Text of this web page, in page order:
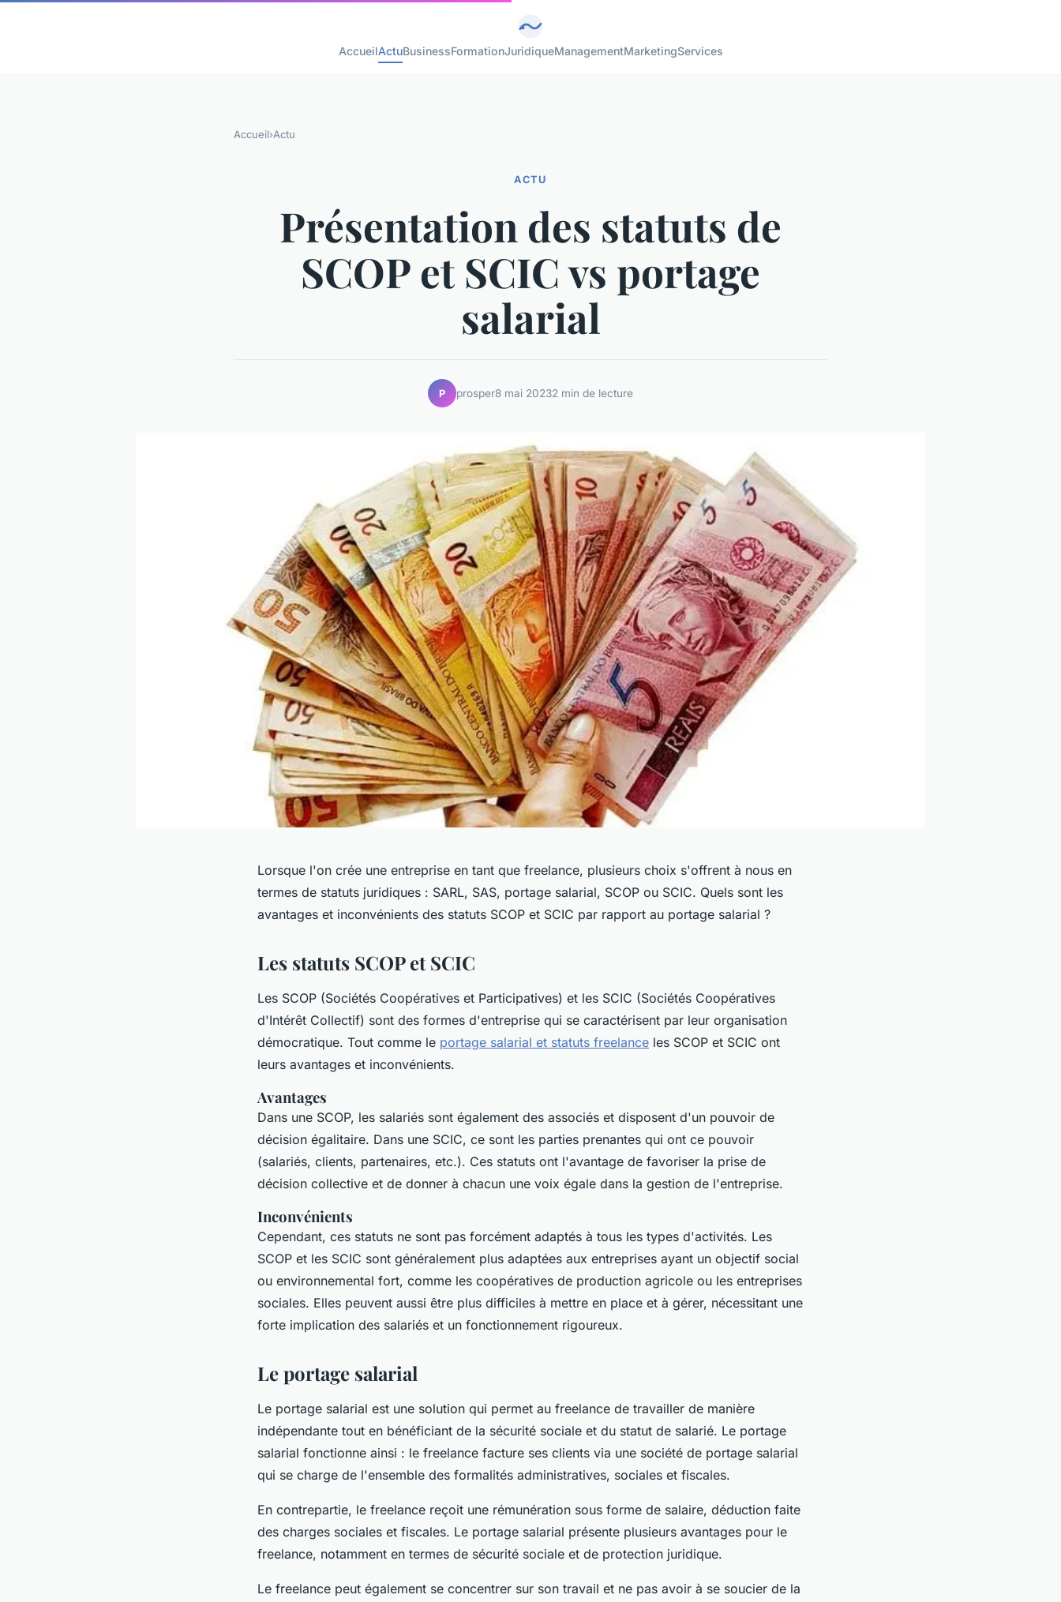
AccueilActuBusinessFormationJuridiqueManagementMarketingServices
Accueil›Actu
ACTU
Présentation des statuts de
SCOP et SCIC vs portage
salarial
P prosper8 mai 20232 min de lecture
Lorsque l'on crée une entreprise en tant que freelance, plusieurs choix s'offrent à nous en
termes de statuts juridiques : SARL, SAS, portage salarial, SCOP ou SCIC. Quels sont les
avantages et inconvénients des statuts SCOP et SCIC par rapport au portage salarial ?
Les statuts SCOP et SCIC
Les SCOP (Sociétés Coopératives et Participatives) et les SCIC (Sociétés Coopératives
d'Intérêt Collectif) sont des formes d'entreprise qui se caractérisent par leur organisation
démocratique. Tout comme le portage salarial et statuts freelance les SCOP et SCIC ont
leurs avantages et inconvénients.
Avantages
Dans une SCOP, les salariés sont également des associés et disposent d'un pouvoir de
décision égalitaire. Dans une SCIC, ce sont les parties prenantes qui ont ce pouvoir
(salariés, clients, partenaires, etc.). Ces statuts ont l'avantage de favoriser la prise de
décision collective et de donner à chacun une voix égale dans la gestion de l'entreprise.
Inconvénients
Cependant, ces statuts ne sont pas forcément adaptés à tous les types d'activités. Les
SCOP et les SCIC sont généralement plus adaptées aux entreprises ayant un objectif social
ou environnemental fort, comme les coopératives de production agricole ou les entreprises
sociales. Elles peuvent aussi être plus difficiles à mettre en place et à gérer, nécessitant une
forte implication des salariés et un fonctionnement rigoureux.
Le portage salarial
Le portage salarial est une solution qui permet au freelance de travailler de manière
indépendante tout en bénéficiant de la sécurité sociale et du statut de salarié. Le portage
salarial fonctionne ainsi : le freelance facture ses clients via une société de portage salarial
qui se charge de l'ensemble des formalités administratives, sociales et fiscales.
En contrepartie, le freelance reçoit une rémunération sous forme de salaire, déduction faite
des charges sociales et fiscales. Le portage salarial présente plusieurs avantages pour le
freelance, notamment en termes de sécurité sociale et de protection juridique.
Le freelance peut également se concentrer sur son travail et ne pas avoir à se soucier de la